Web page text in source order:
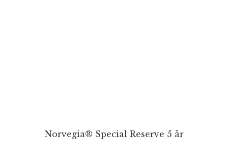
Norvegia® Special Reserve 5 år